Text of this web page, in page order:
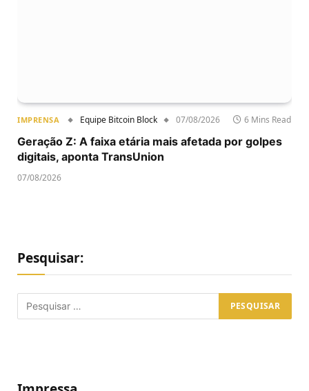
IMPRENSA Equipe Bitcoin Block 07/08/2026 6 Mins Read
Geração Z: A faixa etária mais afetada por golpes
digitais, aponta TransUnion
07/08/2026
Pesquisar: